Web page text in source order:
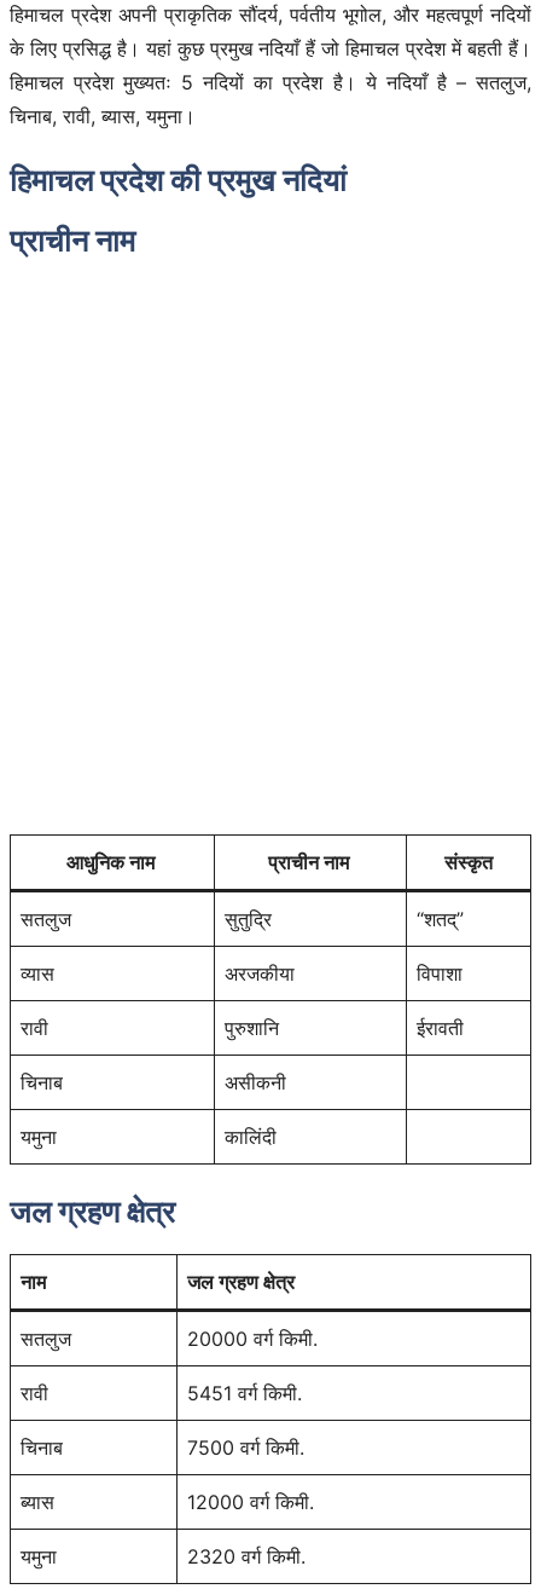
हिमाचल प्रदेश अपनी प्राकृतिक सौंदर्य, पर्वतीय भूगोल, और महत्वपूर्ण नदियों
के लिए प्रसिद्ध है। यहां कुछ प्रमुख नदियाँ हैं जो हिमाचल प्रदेश में बहती हैं।
हिमाचल प्रदेश मुख्यतः 5 नदियों का प्रदेश है। ये नदियाँ है – सतलुज,
चिनाब, रावी, ब्यास, यमुना।
हिमाचल प्रदेश की प्रमुख नदियां
प्राचीन नाम
आधुनिक नाम प्राचीन नाम संस्कृत
सतलुज सुतुद्रि “शतद्”
व्यास अरजकीया विपाशा
रावी पुरुशानि ईरावती
चिनाब असीकनी
यमुना कालिंदी
जल ग्रहण क्षेत्र
नाम जल ग्रहण क्षेत्र
सतलुज 20000 वर्ग किमी.
रावी 5451 वर्ग किमी.
चिनाब 7500 वर्ग किमी.
ब्यास 12000 वर्ग किमी.
यमुना 2320 वर्ग किमी.